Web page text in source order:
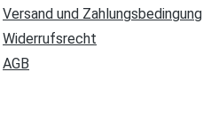
Versand und Zahlungsbedingung
Widerrufsrecht
AGB